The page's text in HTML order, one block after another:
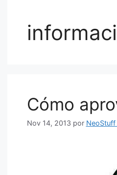
Cómo
Nov 14, 2013 por NeoStuff